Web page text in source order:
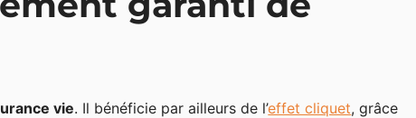
vie. Il bénéficie par ailleurs de l’effet cliquet, grâce